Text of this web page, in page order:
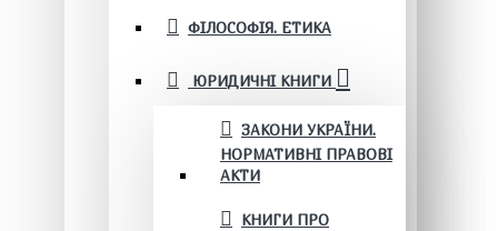
ФІЛОСОФІЯ. ЕТИКА
ЮРИДИЧНІ КНИГИ
ЗАКОНИ УКРАЇНИ.
НОРМАТИВНІ ПРАВОВІ
АКТИ
КНИГИ ПРО